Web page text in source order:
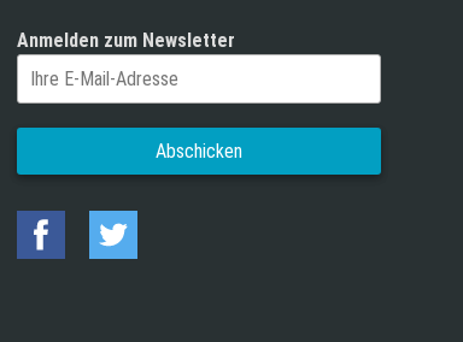
Anmelden zum Newsletter